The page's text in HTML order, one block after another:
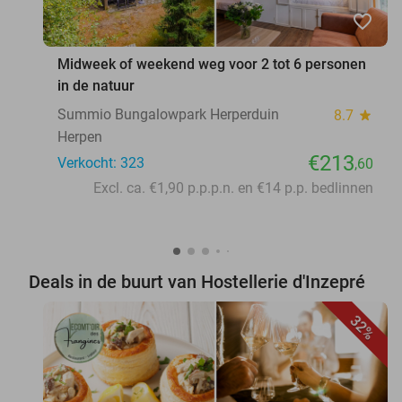
favorite_border
Midweek of weekend weg voor 2 tot 6 personen
in de natuur
Summio Bungalowpark Herperduin
8.7 star
Herpen
Verkocht: 323
€213,60
Excl. ca. €1,90 p.p.p.n. en €14 p.p. bedlinnen
Deals in de buurt van Hostellerie d'Inzepré
32%